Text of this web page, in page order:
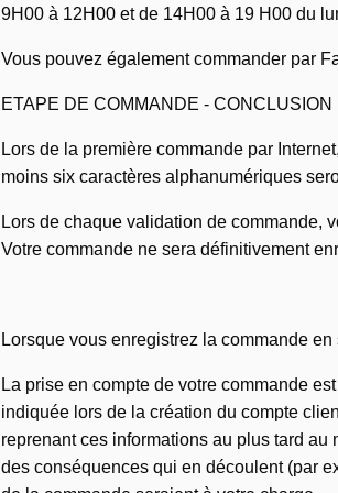
9H00 à 12H00 et de 14H00 à 19 H00 du
Vous pouvez également commander par
ETAPE DE COMMANDE -
Lors de la première commande par
moins six caractères alphanumériques
Lors de chaque validation de commande,
Votre commande ne sera définitivement
Lorsque vous enregistrez la commande
La prise en compte de votre commande
indiquée lors de la création du compte
reprenant ces informations au plus tard
des conséquences qui en découlent (par